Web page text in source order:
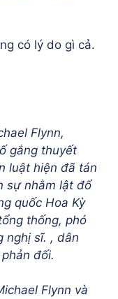
có lý do gì cả.
Flynn,
gắng thuyết
luật hiện đã tán
sự nhằm lật đổ
quốc Hoa Kỳ
thống, phó
nghị sĩ. , dân
đối.
Flynn và